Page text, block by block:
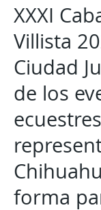
XXXI
Villista
Ciudad
de los
forma